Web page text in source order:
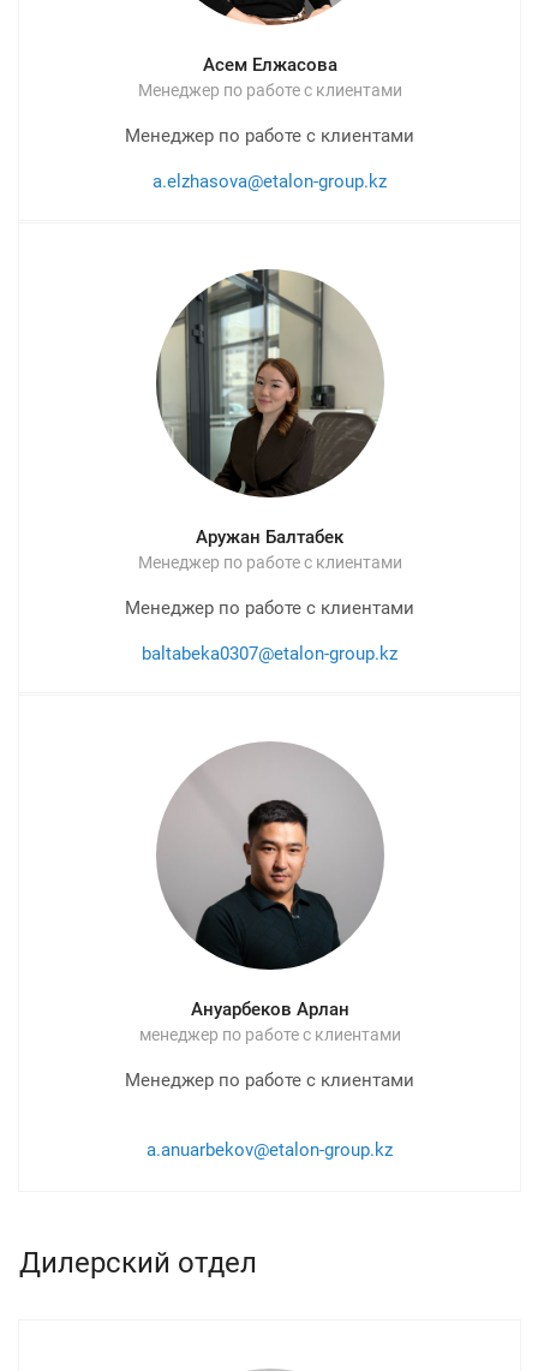
Асем Елжасова
Менеджер по работе с клиентами
Менеджер по работе с клиентами
a.elzhasova@etalon-group.kz
Аружан Балтабек
Менеджер по работе с клиентами
Менеджер по работе с клиентами
baltabeka0307@etalon-group.kz
Ануарбеков Арлан
менеджер по работе с клиентами
Менеджер по работе с клиентами
a.anuarbekov@etalon-group.kz
Дилерский отдел